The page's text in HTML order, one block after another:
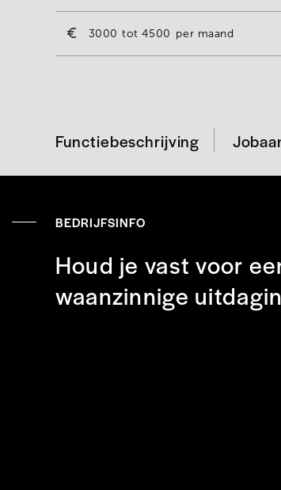
3000 4500 per maand
Functiebeschrijving
BEDRIJFSINFO
Houd je vast voor
waanzinnige